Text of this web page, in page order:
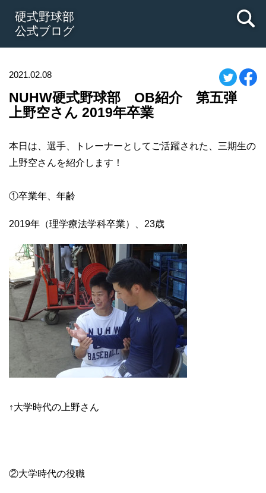
硬式野球部
公式ブログ
2021.02.08
NUHW硬式野球部 OB紹介 第五弾
上野空さん 2019年卒業
本日は、選手、トレーナーとしてご活躍された、三期生の
上野空さんを紹介します！
①卒業年、年齢
2019年（理学療法学科卒業）、23歳
↑大学時代の上野さん
②大学時代の役職